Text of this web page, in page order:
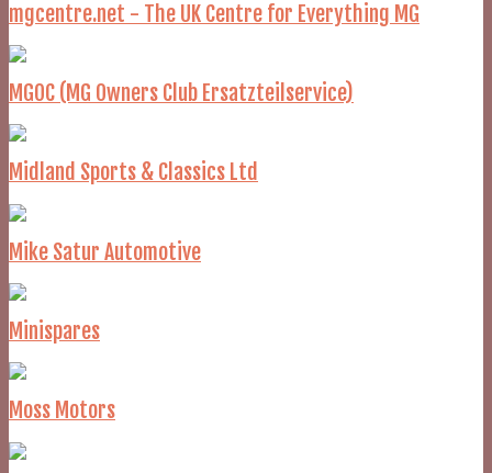
mgcentre.net - The UK Centre for Everything MG
MGOC (MG Owners Club Ersatzteilservice)
Midland Sports & Classics Ltd
Mike Satur Automotive
Minispares
Moss Motors